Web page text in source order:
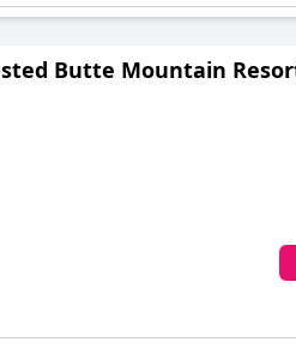
Butte Mountain